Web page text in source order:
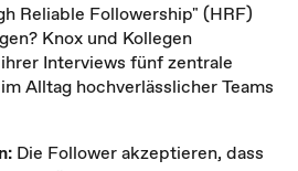
Reliable Followership" (HRF)
Knox und Kollegen
Interviews fünf zentrale
Alltag hochverlässlicher Teams
Die Follower akzeptieren, dass